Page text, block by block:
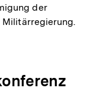
der